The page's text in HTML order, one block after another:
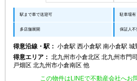
駅まで車で送迎可 駐車場有
多店舗展開 保証人不
得意沿線・駅： 小倉駅 西小倉駅 南小倉駅 城
得意エリア： 北九州市小倉北区 北九州市門
戸畑区 北九州市小倉南区 他
この物件はLINEで不動産会社へお